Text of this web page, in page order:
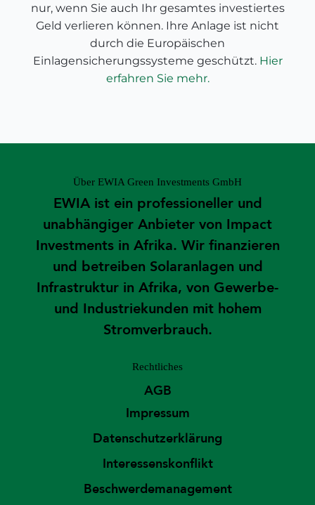
nur, wenn Sie auch Ihr gesamtes investiertes
Geld verlieren können. Ihre Anlage ist nicht
durch die Europäischen
Einlagensicherungssysteme geschützt. Hier
erfahren Sie mehr.
Über EWIA Green Investments GmbH
EWIA ist ein professioneller und
unabhängiger Anbieter von Impact
Investments in Afrika. Wir finanzieren
und betreiben Solaranlagen und
Infrastruktur in Afrika, von Gewerbe-
und Industriekunden mit hohem
Stromverbrauch.
Rechtliches
AGB
Impressum
Datenschutzerklärung
Interessenskonflikt
Beschwerdemanagement